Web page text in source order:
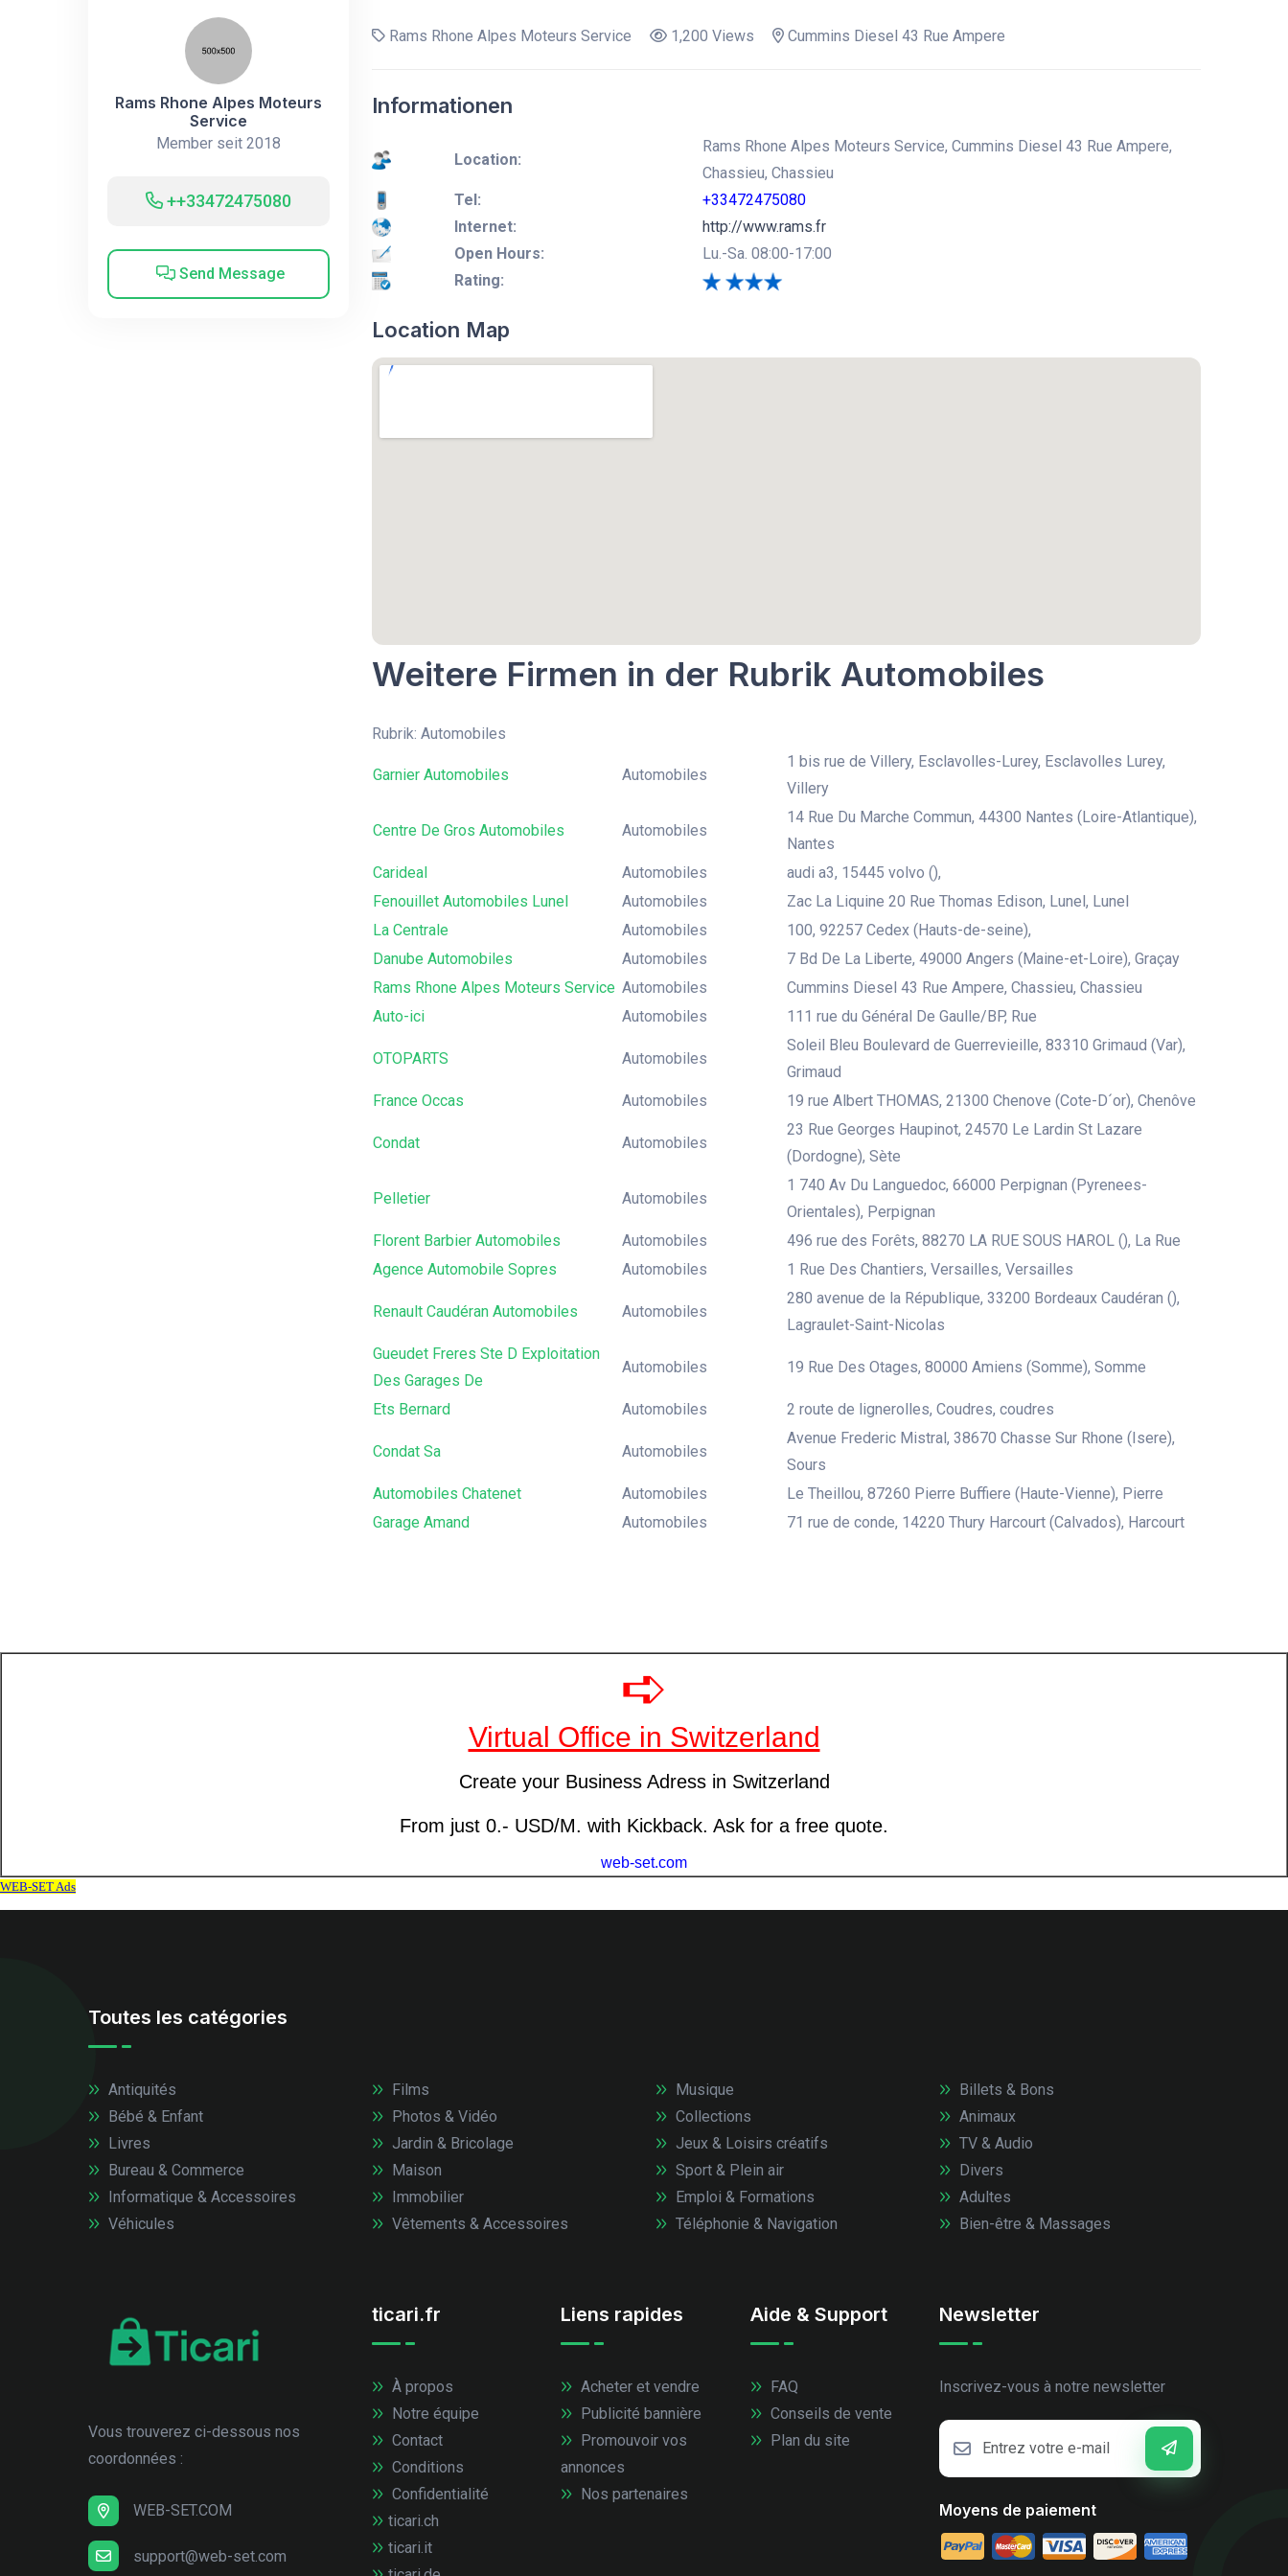
Rams Rhone Alpes Moteurs
Service
Member seit 2018
++33472475080
Send Message
Rams Rhone Alpes Moteurs Service 1,200 Views Cummins Diesel 43 Rue Ampere
Informationen
Location:
Rams Rhone Alpes Moteurs Service, Cummins Diesel 43 Rue Ampere,
Chassieu, Chassieu
Tel:
+33472475080
Internet:
http://www.rams.fr
Open Hours:
Lu.-Sa. 08:00-17:00
Rating:
Location Map
Weitere Firmen in der Rubrik Automobiles
Rubrik: Automobiles
Garnier Automobiles Automobiles
1 bis rue de Villery, Esclavolles-Lurey, Esclavolles Lurey,
Villery
Centre De Gros Automobiles Automobiles
14 Rue Du Marche Commun, 44300 Nantes (Loire-Atlantique),
Nantes
Carideal
Automobiles
audi a3, 15445 volvo (),
Fenouillet Automobiles Lunel
Automobiles
Zac La Liquine 20 Rue Thomas Edison, Lunel, Lunel
La Centrale
Automobiles
100, 92257 Cedex (Hauts-de-seine),
Danube Automobiles
Automobiles
7 Bd De La Liberte, 49000 Angers (Maine-et-Loire), Graçay
Rams Rhone Alpes Moteurs Service Automobiles
Cummins Diesel 43 Rue Ampere, Chassieu, Chassieu
Auto-ici
Automobiles 111 rue du Général De Gaulle/BP, Rue
OTOPARTS Automobiles
Soleil Bleu Boulevard de Guerrevieille, 83310 Grimaud (Var),
Grimaud
France Occas
Automobiles 19 rue Albert THOMAS, 21300 Chenove (Cote-D´or), Chenôve
Condat Automobiles
23 Rue Georges Haupinot, 24570 Le Lardin St Lazare
(Dordogne), Sète
Pelletier Automobiles
1 740 Av Du Languedoc, 66000 Perpignan (Pyrenees-
Orientales), Perpignan
Florent Barbier Automobiles
Automobiles
496 rue des Forêts, 88270 LA RUE SOUS HAROL (), La Rue
Agence Automobile Sopres
Automobiles 1 Rue Des Chantiers, Versailles, Versailles
Renault Caudéran Automobiles Automobiles
280 avenue de la République, 33200 Bordeaux Caudéran (),
Lagraulet-Saint-Nicolas
Gueudet Freres Ste D Exploitation
Des Garages De
Automobiles 19 Rue Des Otages, 80000 Amiens (Somme), Somme
Ets Bernard Automobiles 2 route de lignerolles, Coudres, coudres
Condat Sa Automobiles
Avenue Frederic Mistral, 38670 Chasse Sur Rhone (Isere),
Sours
Automobiles Chatenet
Automobiles
Le Theillou, 87260 Pierre Buffiere (Haute-Vienne), Pierre
Garage Amand
Automobiles 71 rue de conde, 14220 Thury Harcourt (Calvados), Harcourt
Toutes les catégories
Antiquités
Bébé & Enfant
Livres
Bureau & Commerce
Informatique & Accessoires
Véhicules
Films
Photos & Vidéo
Jardin & Bricolage
Maison
Immobilier
Vêtements & Accessoires
Musique
Collections
Jeux & Loisirs créatifs
Sport & Plein air
Emploi & Formations
Téléphonie & Navigation
Billets & Bons
Animaux
TV & Audio
Divers
Adultes
Bien-être & Massages
Vous trouverez ci-dessous nos
coordonnées :
WEB-SET.COM
support@web-set.com
ticari.fr
À propos
Notre équipe
Contact
Conditions
Confidentialité
ticari.ch
ticari.it
Liens rapides
Acheter et vendre
Publicité bannière
Promouvoir vos
annonces
Nos partenaires
Aide & Support
FAQ
Conseils de vente
Plan du site
Newsletter
Inscrivez-vous à notre newsletter
Moyens de paiement